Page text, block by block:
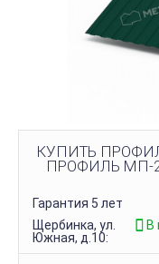
КУПИТЬ
ПРОФИЛЬ МП-
Гарантия 5 лет
Щербинка, ул.
Южная, д.10:
В